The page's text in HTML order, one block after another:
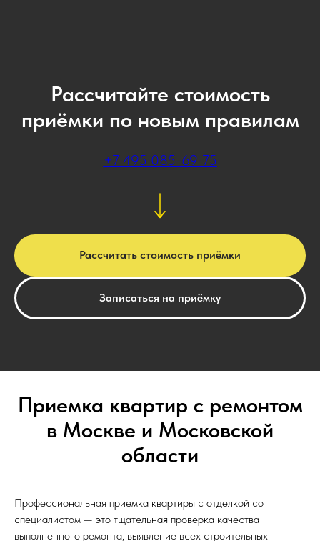
Рассчитайте стоимость
приёмки по новым правилам
+7 495 085-69-75
Рассчитать стоимость приёмки
Записаться на приёмку
Приемка квартир с ремонтом
в Москве и Московской
области
Профессиональная приемка квартиры с отделкой со
специалистом — это тщательная проверка качества
выполненного ремонта, выявление всех строительных